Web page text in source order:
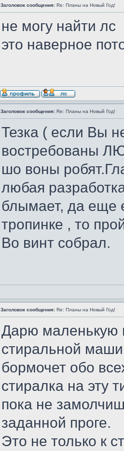
Заголовок сообщения: Re: Планы на Новый Год!
не могу найти лс
это наверное
Заголовок сообщения: Re: Планы на Новый Год!
Тезка ( если Вы
востребованы
шо воны
любая
блымает, да еще
тропинке , то
Во винт собрал.
Заголовок сообщения: Re: Планы на Новый Год!
Дарю маленькую
стиральной
бормочет обо
стиралка на эту
пока не
заданной проге.
Это не только к